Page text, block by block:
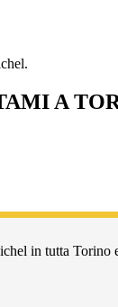
A
in tutta Torino